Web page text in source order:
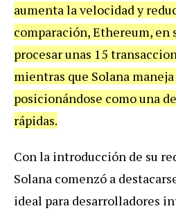
aumenta la velocidad y
comparación, Ethereum, en
procesar unas 15
mientras que Solana
posicionándose como una
rápidas.
Con la introducción de su
Solana comenzó a
ideal para desarrolladores